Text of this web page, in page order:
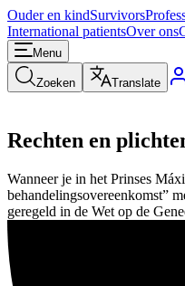
Ouder en kindSurvivors
International patientsOver ons
Menu
Zoeken Translate
Rechten en
Wanneer je in het Prinses
behandelingsovereenkomst”
geregeld in de Wet op de